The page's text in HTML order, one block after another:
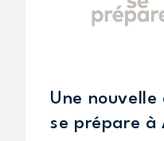
Une
se prépare à